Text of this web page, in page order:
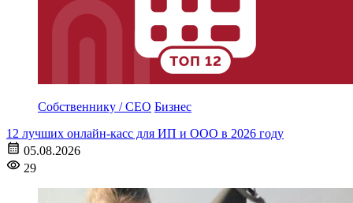
Собственнику / CEO Бизнес
12 лучших онлайн-касс для ИП и ООО в 2026 году
05.08.2026
29